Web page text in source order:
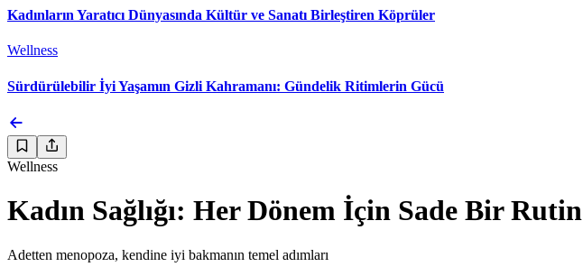
Kadınların Yaratıcı Dünyasında Kültür ve Sanatı Birleştiren Köprüler
Wellness
Sürdürülebilir İyi Yaşamın Gizli Kahramanı: Gündelik Ritimlerin Gücü
Wellness
Kadın Sağlığı: Her Dönem İçin Sade Bir Rutin
Adetten menopoza, kendine iyi bakmanın temel adımları